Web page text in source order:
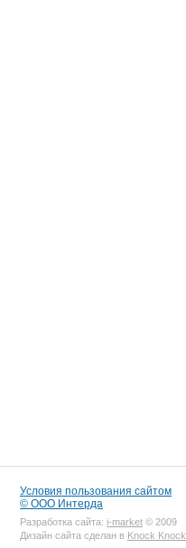
Условия пользования сайтом
© ООО Интерда
Разработка сайта: i-market © 2009
Дизайн сайта сделан в Knock Knock